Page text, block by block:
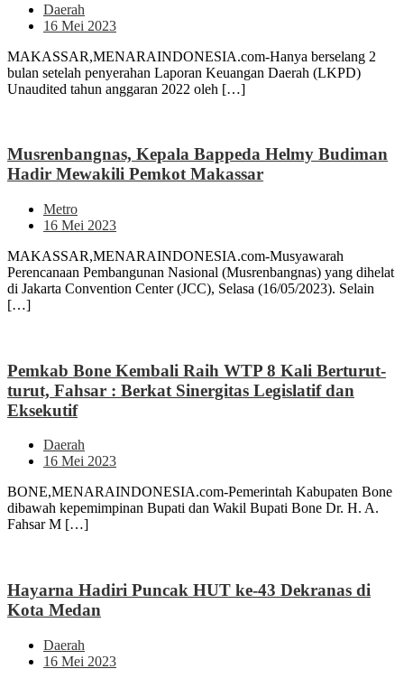
Daerah
16 Mei 2023
MAKASSAR,MENARAINDONESIA.com-Hanya berselang 2
bulan setelah penyerahan Laporan Keuangan Daerah (LKPD)
Unaudited tahun anggaran 2022 oleh […]
Musrenbangnas, Kepala Bappeda Helmy Budiman
Hadir Mewakili Pemkot Makassar
Metro
16 Mei 2023
MAKASSAR,MENARAINDONESIA.com-Musyawarah
Perencanaan Pembangunan Nasional (Musrenbangnas) yang dihelat
di Jakarta Convention Center (JCC), Selasa (16/05/2023). Selain
[…]
Pemkab Bone Kembali Raih WTP 8 Kali Berturut-
turut, Fahsar : Berkat Sinergitas Legislatif dan
Eksekutif
Daerah
16 Mei 2023
BONE,MENARAINDONESIA.com-Pemerintah Kabupaten Bone
dibawah kepemimpinan Bupati dan Wakil Bupati Bone Dr. H. A.
Fahsar M […]
Hayarna Hadiri Puncak HUT ke-43 Dekranas di
Kota Medan
Daerah
16 Mei 2023